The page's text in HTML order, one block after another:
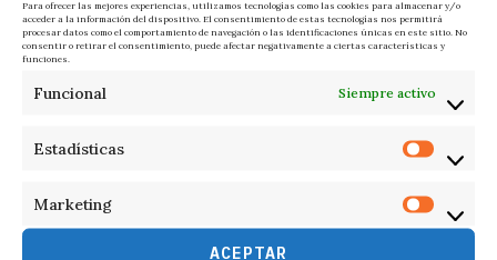
Para ofrecer las mejores experiencias, utilizamos tecnologías como las cookies para almacenar y/o
acceder a la información del dispositivo. El consentimiento de estas tecnologías nos permitirá
procesar datos como el comportamiento de navegación o las identificaciones únicas en este sitio. No
consentir o retirar el consentimiento, puede afectar negativamente a ciertas características y
funciones.
Funcional Siempre activo
Estadísticas
Marketing
ACEPTAR